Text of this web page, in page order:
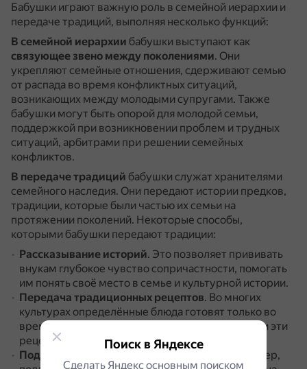
Бабушки играют важную роль в семейной иерархии и
передаче традиций, выполняя несколько функций:
В семейной иерархии бабушки выступают как
связующее звено между поколениями. Они
укрепляют семейные отношения, сдерживают семью
от распада во время конфликтных ситуаций,
возникающих между молодыми супругами. Также
бабушки могут быть опорой для молодой семьи,
поддержкой при возникновении проблем и трудных
ситуаций, арбитрами при решении семейных
конфликтов.
В передаче традиций бабушки служат хранителями
семейного наследия. Они передают истории предков,
традиции, которые были частью их семьи на
протяжении поколений. Некоторые способы,
которыми бабушки передают традиции:
Рассказывание историй. Это позволяет прививать
внукам глубокое чувство сопричастности, помогать
им понять своё место в семье и культурной истории.
Передача традиционных рецептов. Во многих
культурах определённые блюда готовят только во
время определённых событий или праздников, и эти
рецепты могут передаваться от бабушек.
Поддержка общесемейных традиций
Например,
Поиск в Яндексе
Сделать Яндекс основным поиском